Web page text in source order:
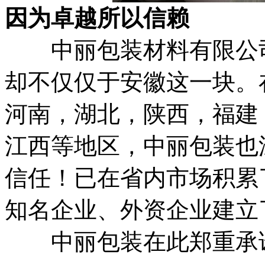
因为卓越所以信赖
中丽包装材料有限公
却不仅仅于安徽这一块
河南，湖北，陕西，福
江西等地区，中丽包装
信任！已在省内市场积
知名企业、外资企业建
中丽包装在此郑重承